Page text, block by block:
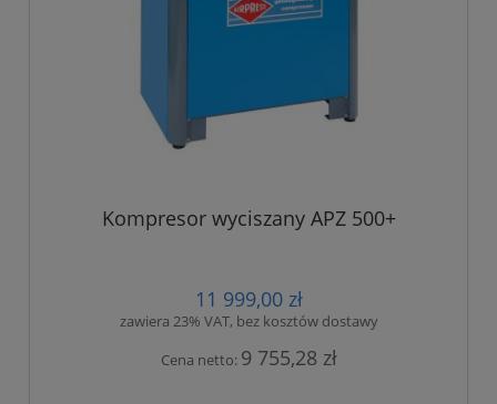
Kompresor wyciszany APZ 500+
11 999,00 zł
zawiera 23% VAT, bez kosztów dostawy
Cena netto: 9 755,28 zł